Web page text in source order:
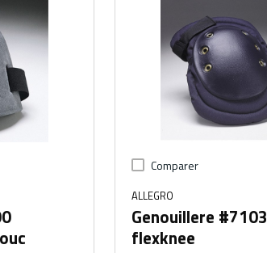
Comparer
ALLEGRO
Genouillere #7103
flexknee